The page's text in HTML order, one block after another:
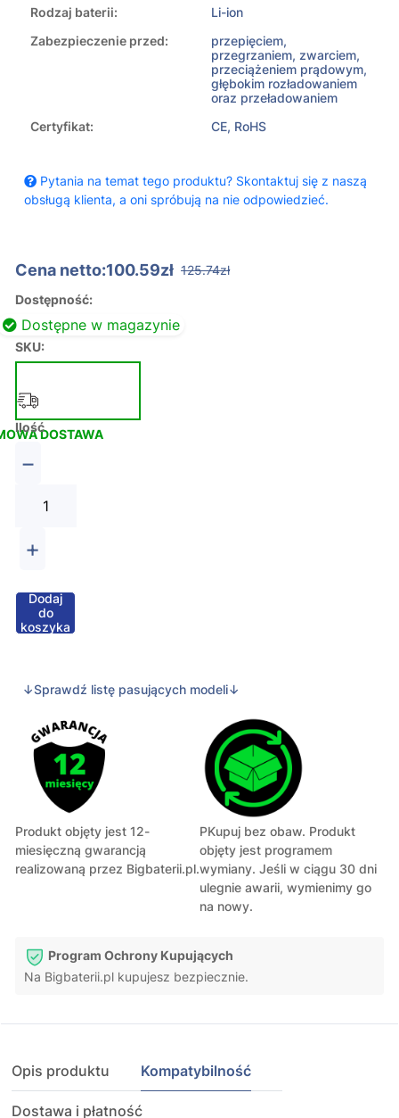
Rodzaj baterii:
Li-ion
Zabezpieczenie przed:
przepięciem,
przegrzaniem, zwarciem,
przeciążeniem prądowym,
głębokim rozładowaniem
oraz przeładowaniem
Certyfikat:
CE, RoHS
Pytania na temat tego produktu? Skontaktuj się z naszą
obsługą klienta, a oni spróbują na nie odpowiedzieć.
Cena netto:100.59zł 125.74zł
Dostępność:
Dostępne w magazynie
SKU:
DOSTAWA
Ilość
−
+
Dodaj
do
koszyka
↓Sprawdź listę pasujących modeli↓
Produkt objęty jest 12-
miesięczną gwarancją
realizowaną przez Bigbaterii.pl.
PKupuj bez obaw. Produkt
objęty jest programem
wymiany. Jeśli w ciągu 30 dni
ulegnie awarii, wymienimy go
na nowy.
Program Ochrony Kupujących
Na Bigbaterii.pl kupujesz bezpiecznie.
Opis produktu Kompatybilność
Dostawa i płatność